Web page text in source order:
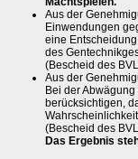
Aus der
Einwendungen
eine
des
(Bescheid des
Aus der
Bei der
berücksichtigen,
(Bescheid des
Das Ergebnis